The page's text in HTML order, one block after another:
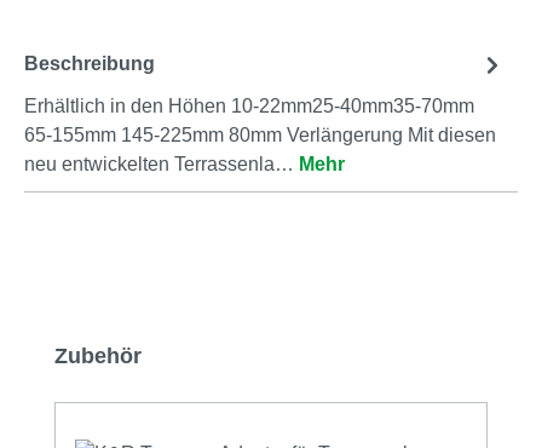
Beschreibung
Erhältlich in den Höhen 10-22mm25-40mm35-70mm
65-155mm 145-225mm 80mm Verlängerung Mit diesen
neu entwickelten Terrassenla… Mehr
Produktgalerie überspringen
Zubehör